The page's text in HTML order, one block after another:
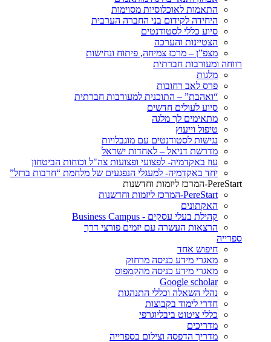
התאמות לאוכלוסיות מסוימות
היחידה לקידום בני החברה הערבית
סיוע כללי לסטודנטים
הצטיינות והערכה
מצפ”ן – מרכז צמיחה, פיתוח ונחישות
רווחה ומעורבות חברתית
מלגות
פרס לאב רחובות
“ואהבת” – התוכנית למעורבות חברתית
סיוע לעולים חדשים
מתאימים לך מלגה
טיפול וייעוץ
נגישות לסטודנטים עם מוגבלויות
מדרשת דניאל – לאחדות ישראל
עוז באקדמיה- לפצועי ופצועות צה"ל וכוחות הביטחון
יחד באקדמיה- למעגלי הנפגעים של מלחמת “חרבות ברזל”
PereStart-המרכז ליזמות וחדשנות
PereStart-המרכז ליזמות וחדשנות
האקתונים
קהילת בעלי עסקים - Business Campus
הרצאות העשרה עם יזמים פורצי דרך
ספרייה
חיפוש אחד
מאגרי מידע כניסה מרחוק
מאגרי מידע כניסה מהקמפוס
Google scholar
נהלי השאלה וכללי התנהגות
חדרי לימוד בקבוצות
כללי ציטוט ביבליוגרפי
מדריכים
מדריך הדפסה וצילום בספרייה